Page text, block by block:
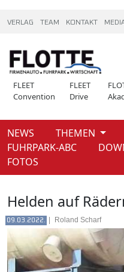
VERLAG TEAM KONTAKT
FLEET
Convention
FLEET
Drive
NEWS THEMEN
FUHRPARK-ABC
FOTOS
News
Helden auf
09.03.2022. Roland Scharf